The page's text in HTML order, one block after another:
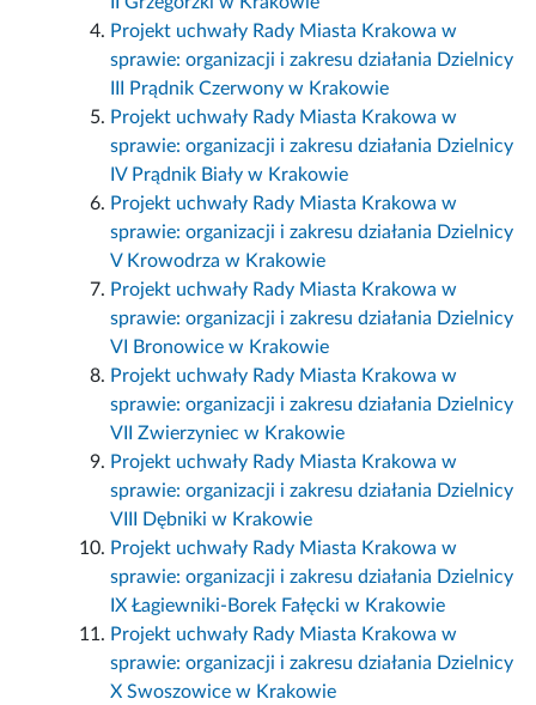
Projekt uchwały Rady Miasta Krakowa w
sprawie: organizacji i zakresu działania Dzielnicy
III Prądnik Czerwony w Krakowie
Projekt uchwały Rady Miasta Krakowa w
sprawie: organizacji i zakresu działania Dzielnicy
IV Prądnik Biały w Krakowie
Projekt uchwały Rady Miasta Krakowa w
sprawie: organizacji i zakresu działania Dzielnicy
V Krowodrza w Krakowie
Projekt uchwały Rady Miasta Krakowa w
sprawie: organizacji i zakresu działania Dzielnicy
VI Bronowice w Krakowie
Projekt uchwały Rady Miasta Krakowa w
sprawie: organizacji i zakresu działania Dzielnicy
VII Zwierzyniec w Krakowie
Projekt uchwały Rady Miasta Krakowa w
sprawie: organizacji i zakresu działania Dzielnicy
VIII Dębniki w Krakowie
Projekt uchwały Rady Miasta Krakowa w
sprawie: organizacji i zakresu działania Dzielnicy
IX Łagiewniki-Borek Fałęcki w Krakowie
Projekt uchwały Rady Miasta Krakowa w
sprawie: organizacji i zakresu działania Dzielnicy
X Swoszowice w Krakowie